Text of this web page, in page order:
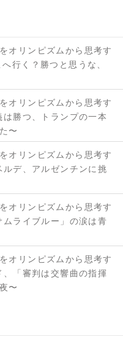
オリンピズムから思考す
行く？勝つと思うな、
オリンピズムから思考す
勝つ、トランプの一本
〜
オリンピズムから思考す
デ、アルゼンチンに挑
オリンピズムから思考す
ライブルー」の涙は青
オリンピズムから思考す
「審判は交響曲の指揮
〜